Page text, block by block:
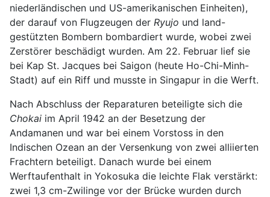
niederländischen und US-amerikanischen Einheiten),
der darauf von Flugzeugen der Ryujo und land-
gestützten Bombern bombardiert wurde, wobei zwei
Zerstörer beschädigt wurden. Am 22. Februar lief sie
bei Kap St. Jacques bei Saigon (heute Ho-Chi-Minh-
Stadt) auf ein Riff und musste in Singapur in die Werft.
Nach Abschluss der Reparaturen beteiligte sich die
Chokai im April 1942 an der Besetzung der
Andamanen und war bei einem Vorstoss in den
Indischen Ozean an der Versenkung von zwei alliierten
Frachtern beteiligt. Danach wurde bei einem
Werftaufenthalt in Yokosuka die leichte Flak verstärkt:
zwei 1,3 cm-Zwilinge vor der Brücke wurden durch